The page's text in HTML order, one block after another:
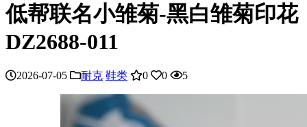
低帮联名小雏菊-黑白雏菊印花
DZ2688-011
2026-07-05 耐克 鞋类 0 0 5